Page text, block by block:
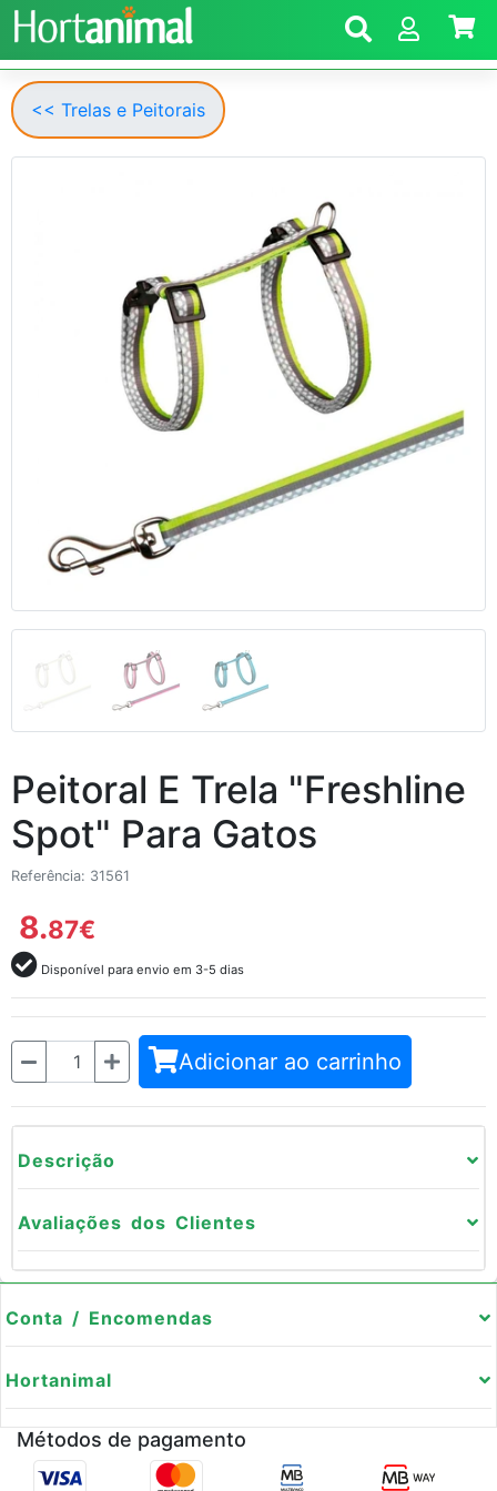
<< Trelas e Peitorais
Peitoral E Trela "Freshline
Spot" Para Gatos
Referência: 31561
8.87€
Disponível para envio em 3-5 dias
Quantidade Adicionar ao carrinho
Descrição
Avaliações dos Clientes
Conta / Encomendas
Hortanimal
Métodos de pagamento